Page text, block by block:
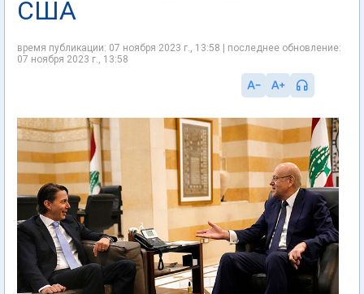
США
время публикации: 07 ноября 2023 г., 13:58 | последнее обновление:
07 ноября 2023 г., 13:58